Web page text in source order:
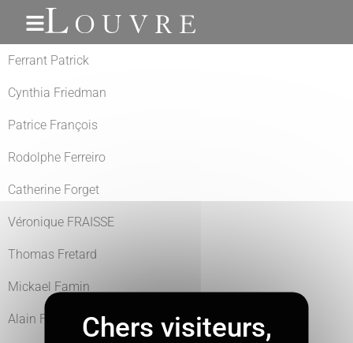
Ferrant Patrick
Cynthia Friedman
Patrice François
Rodolphe Ferreiro
Catherine Forget
Véronique FRAISSE
Thomas Fretard
Mickael Famin
Alain Fauqueux
Gestion des cookies